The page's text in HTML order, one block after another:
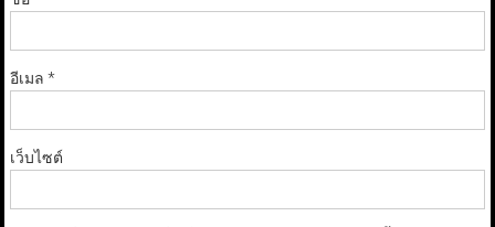
อีเมล *
เว็บไซต์